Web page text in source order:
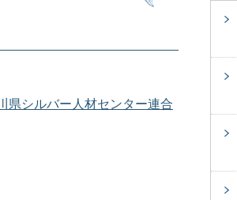
シルバー人材センター連合